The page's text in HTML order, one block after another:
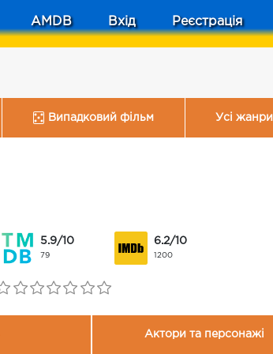
AMDB Вхід Реєстрація
Випадковий фільм Усі жанри
5.9/10
79
6.2/10
1200
Актори та персонажі